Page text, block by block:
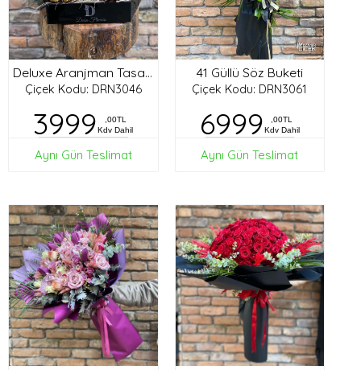
Deluxe Aranjman Tasarım
Çiçek Kodu: DRN3046
3999
,00TL
Kdv Dahil
Aynı Gün Teslimat
41 Güllü Söz Buketi
Çiçek Kodu: DRN3061
6999
,00TL
Kdv Dahil
Aynı Gün Teslimat